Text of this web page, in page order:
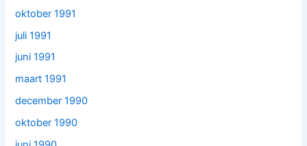
oktober 1991
juli 1991
juni 1991
maart 1991
december 1990
oktober 1990